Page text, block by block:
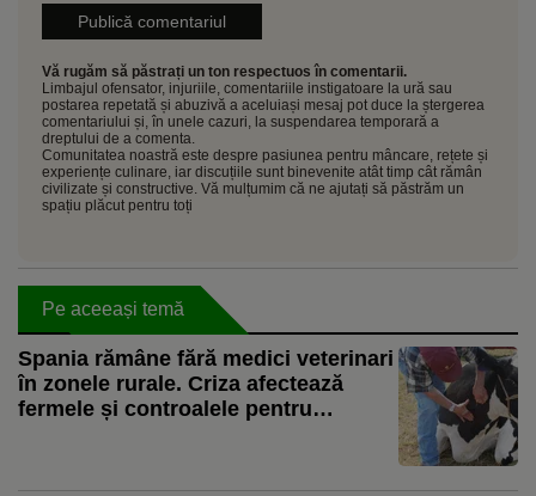
Vă rugăm să păstrați un ton respectuos în comentarii.
Limbajul ofensator, injuriile, comentariile instigatoare la ură sau
postarea repetată și abuzivă a aceluiași mesaj pot duce la ștergerea
comentariului și, în unele cazuri, la suspendarea temporară a
dreptului de a comenta.
Comunitatea noastră este despre pasiunea pentru mâncare, rețete și
experiențe culinare, iar discuțiile sunt binevenite atât timp cât rămân
civilizate și constructive. Vă mulțumim că ne ajutați să păstrăm un
spațiu plăcut pentru toți
Pe aceeași temă
Spania rămâne fără medici veterinari
în zonele rurale. Criza afectează
fermele și controalele pentru